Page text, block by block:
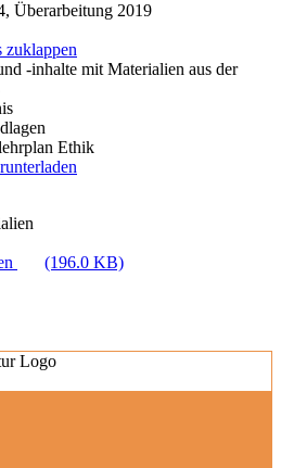
Überarbeitung 2019
zuklappen
-inhalte mit Materialien aus der
Ethik
(196.0 KB)